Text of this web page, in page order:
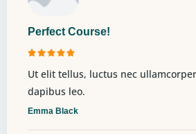
Perfect Course!

Ut elit tellus, luctus nec
dapibus leo.
Emma Black